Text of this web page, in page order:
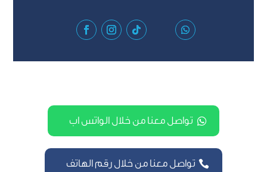
تواصل معنا من خلال الواتس اب
تواصل معنا من خلال رقم الهاتف